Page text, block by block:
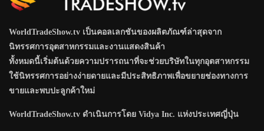
WorldTradeShow.tv เป็นคอลเลกชันของผลิตภัณฑ์ล่าสุดจาก
นิทรรศการอุตสาหกรรมและงานแสดงสินค้า
ทั้งหมดนี้เริ่มต้นด้วยความปรารถนาที่จะช่วยบริษัทในทุกอุตสาหกรรม
ใช้นิทรรศการอย่างง่ายดายและมีประสิทธิภาพเพื่อขยายช่องทางการ
ขายและพบปะลูกค้าใหม่
WorldTradeShow.tv ดำเนินการโดย Vidya Inc. แห่งประเทศญี่ปุ่น